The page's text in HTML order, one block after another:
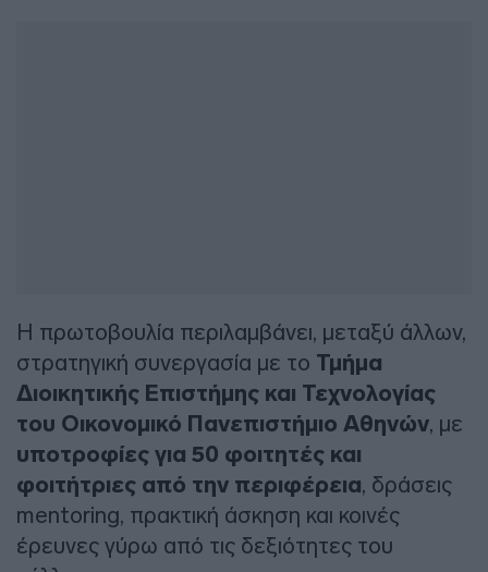
Η πρωτοβουλία περιλαμβάνει, μεταξύ άλλων,
στρατηγική συνεργασία με το Τμήμα
Διοικητικής Επιστήμης και Τεχνολογίας
του Οικονομικό Πανεπιστήμιο Αθηνών, με
υποτροφίες για 50 φοιτητές και
φοιτήτριες από την περιφέρεια, δράσεις
mentoring, πρακτική άσκηση και κοινές
έρευνες γύρω από τις δεξιότητες του